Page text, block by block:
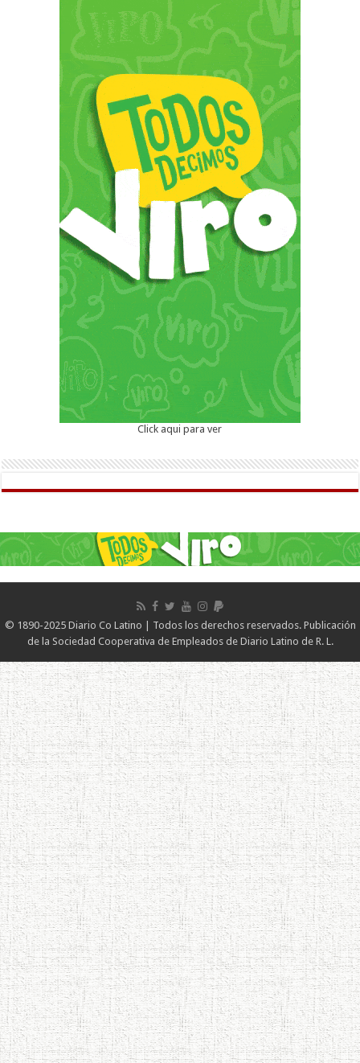
Click aqui para ver
© 1890-2025 Diario Co Latino | Todos los derechos reservados. Publicación
de la Sociedad Cooperativa de Empleados de Diario Latino de R. L.